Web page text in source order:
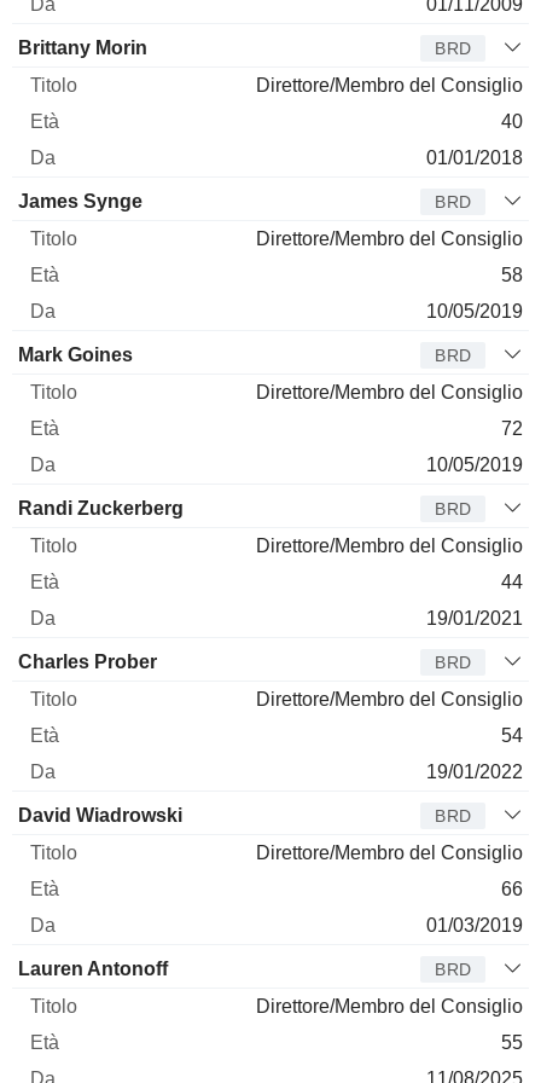
Brittany Morin BRD
Direttore/Membro del Consiglio
40
01/01/2018
James Synge BRD
Direttore/Membro del Consiglio
58
10/05/2019
Mark Goines BRD
Direttore/Membro del Consiglio
72
10/05/2019
Randi Zuckerberg BRD
Direttore/Membro del Consiglio
44
19/01/2021
Charles Prober BRD
Direttore/Membro del Consiglio
54
19/01/2022
David Wiadrowski BRD
Direttore/Membro del Consiglio
66
01/03/2019
Lauren Antonoff BRD
Direttore/Membro del Consiglio
55
11/08/2025